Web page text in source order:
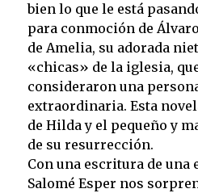
bien lo que le está
para conmoción de
de Amelia, su adorada
«chicas» de la iglesia,
consideraron una
extraordinaria. Esta
de Hilda y el pequeño y
de su resurrección.
Con una escritura de una
Salomé Esper nos